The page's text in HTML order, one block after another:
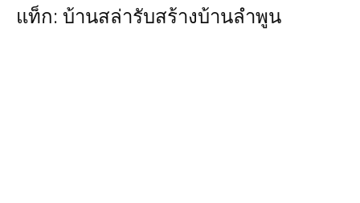
แท็ก: บ้านสล่ารับสร้างบ้านลําพูน